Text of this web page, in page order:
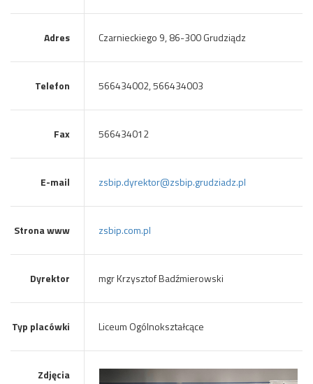
Adres Czarnieckiego 9, 86-300 Grudziądz
Telefon 566434002, 566434003
Fax 566434012
E-mail zsbip.dyrektor@zsbip.grudziadz.pl
Strona www zsbip.com.pl
Dyrektor mgr Krzysztof Badźmierowski
Typ placówki Liceum Ogólnokształcące
Zdjęcia